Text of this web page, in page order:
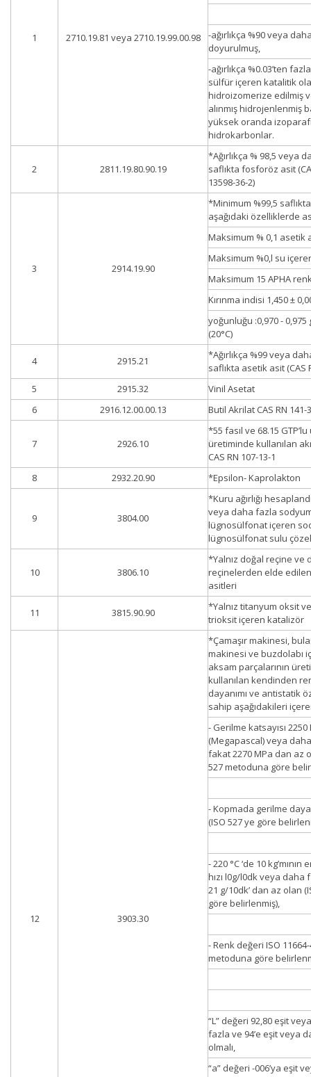
1 2710.19.81 veya 2710.19.99.00.98
-ağırlıkça %90 veya
doyurulmuş,
-ağırlıkça %0.03’ten
sülfür içeren katalitik
hidroizomerize edilmiş
alınmış hidrojenlenmiş
yüksek oranda
hidrokarbonlar.
2 2811.19.80.90.19
*Ağırlıkça % 98,5 veya
saflıkta fosforöz asit
13598-36-2)
3 2914.19.90
*Minimum %99,5
aşağıdaki özelliklerde
Maksimum % 0,1 asetik
Maksimum %0,l su
Maksimum 15 APHA
Kırınma indisi 1,450 ±
yoğunluğu :0,970 - 0,975
(20°C)
4 2915.21
*Ağırlıkça %99 veya
saflıkta asetik asit (CAS
5
2915.32
Vinil Asetat
6
2916.12.00.00.13 Butil Akrilat CAS RN 141-
7 2926.10
*55 fasıl ve 68.15
üretiminde kullanılan
CAS RN 107-13-1
8
2932.20.90 *Epsilon- Kaprolakton
9 3804.00
*Kuru ağırlığı
veya daha fazla
lügnosülfonat içeren
lügnosülfonat sulu
10 3806.10
*Yalnız doğal reçine ve
reçinelerden elde
asitleri
11 3815.90.90
*Yalnız titanyum oksit
trioksit içeren katalizör
12 3903.30
*Çamaşır makinesi,
makinesi ve buzdolabı
aksam parçalarının
kullanılan kendinden
dayanımı ve antistatik
sahip aşağıdakileri
- Gerilme katsayısı 2250
(Megapascal) veya
fakat 2270 MPa dan az
527 metoduna göre
- Kopmada gerilme
(ISO 527 ye göre
- 220 °C ‘de 10 kg’mının
hızı l0g/l0dk veya daha
21 g/10dk’ dan az olan
göre belirlenmiş),
- Renk değeri ISO
metoduna göre
“L” değeri 92,80 eşit
fazla ve 94’e eşit veya
olmalı,
“a” değeri -006’ya eşit